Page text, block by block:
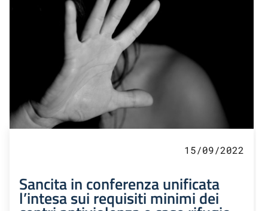
15/09/2022
Sancita in conferenza unificata
l’intesa sui requisiti minimi dei